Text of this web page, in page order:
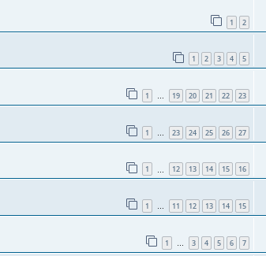
1 2
1 2 3 4 5
1 … 19 20 21 22 23
1 … 23 24 25 26 27
1 12 13 14 15 16
1 … 11 12 13 14 15
1 … 3 4 5 6 7